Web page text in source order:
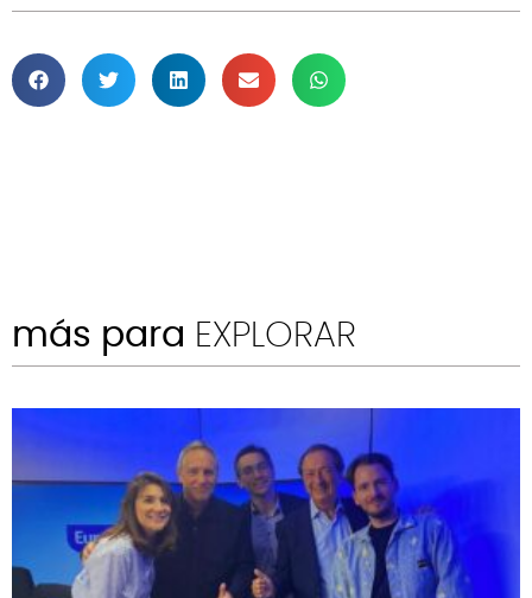
más para EXPLORAR